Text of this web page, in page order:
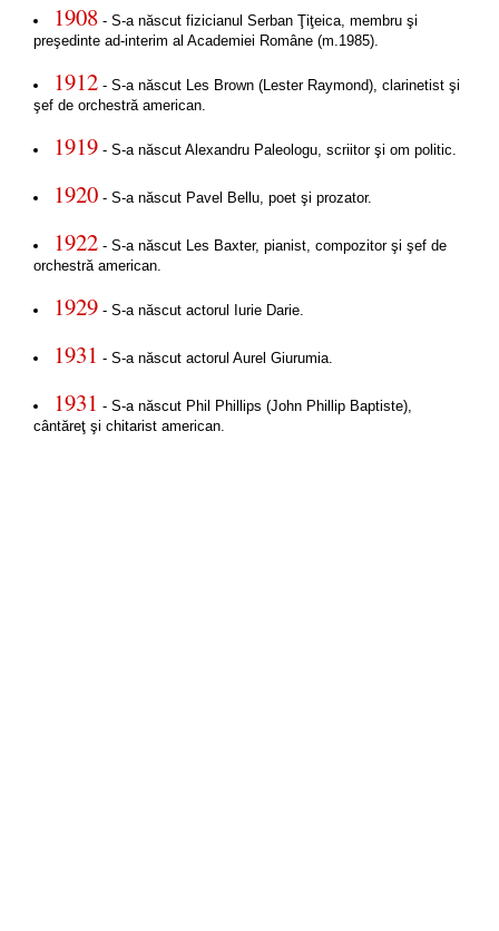
1908- S-a născut fizicianul Serban Ţiţeica, membru şi
preşedinte ad-interim al Academiei Române (m.1985).
1912- S-a născut Les Brown (Lester Raymond), clarinetist şi
şef de orchestră american.
1919- S-a născut Alexandru Paleologu, scriitor şi om politic.
1920- S-a născut Pavel Bellu, poet şi prozator.
1922- S-a născut Les Baxter, pianist, compozitor şi şef de
orchestră american.
1929- S-a născut actorul Iurie Darie.
1931 - S-a născut actorul Aurel Giurumia.
1931 - S-a născut Phil Phillips (John Phillip Baptiste),
cântăreţ şi chitarist american.